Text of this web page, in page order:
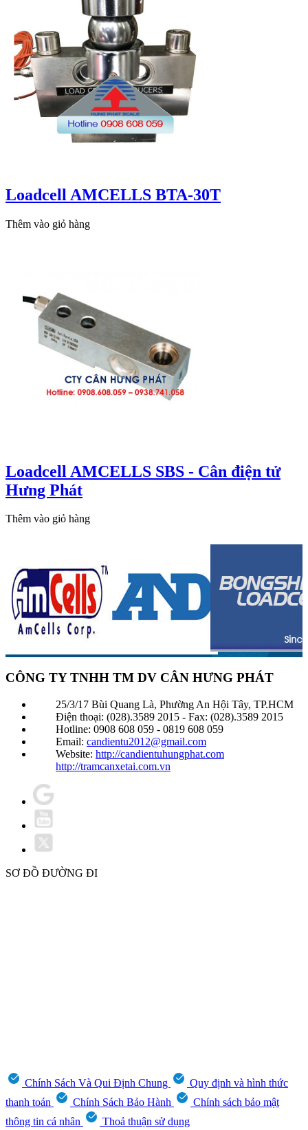
Loadcell AMCELLS BTA-30T
Thêm vào giỏ hàng
Loadcell AMCELLS SBS - Cân điện tử
Hưng Phát
Thêm vào giỏ hàng
CÔNG TY TNHH TM DV CÂN HƯNG PHÁT
25/3/17 Bùi Quang Là, Phường An Hội Tây, TP.HCM
Điện thoại: (028).3589 2015 - Fax: (028).3589 2015
Hotline: 0908 608 059 - 0819 608 059
Email: candientu2012@gmail.com
Website: http://candientuhungphat.com
http://tramcanxetai.com.vn
SƠ ĐỒ ĐƯỜNG ĐI
Chính Sách Và Qui Định Chung
Quy định và hình thức
thanh toán
Chính Sách Bảo Hành
Chính sách bảo mật
thông tin cá nhân
Thoả thuận sử dụng